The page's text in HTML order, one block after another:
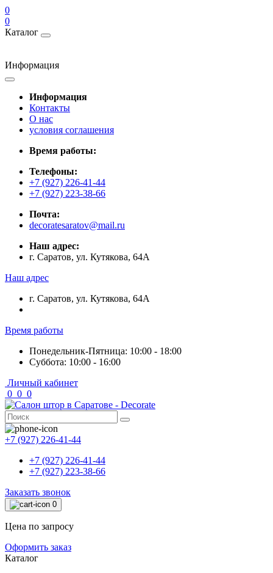
0
0
Каталог
Информация
Информация
Контакты
О нас
условия соглашения
Время работы:
Телефоны:
+7 (927) 226-41-44
+7 (927) 223-38-66
Почта:
decoratesaratov@mail.ru
Наш адрес:
г. Саратов, ул. Кутякова, 64А
Наш адрес
г. Саратов, ул. Кутякова, 64А
Время работы
Понедельник-Пятница: 10:00 - 18:00
Суббота: 10:00 - 16:00
Личный кабинет
0 0 0
+7 (927) 226-41-44
+7 (927) 226-41-44
+7 (927) 223-38-66
Заказать звонок
0
Цена по запросу
Оформить заказ
Каталог